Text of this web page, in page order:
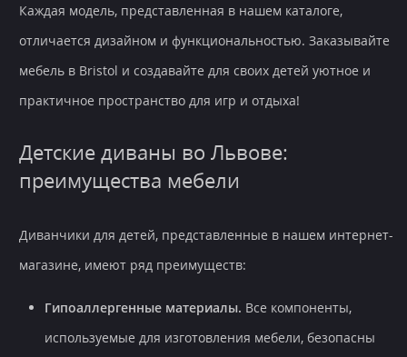
Каждая модель, представленная в нашем каталоге,
отличается дизайном и функциональностью. Заказывайте
мебель в Bristol и создавайте для своих детей уютное и
практичное пространство для игр и отдыха!
Детские диваны во Львове:
преимущества мебели
Диванчики для детей, представленные в нашем интернет-
магазине, имеют ряд преимуществ:
Гипоаллергенные материалы. Все компоненты,
используемые для изготовления мебели, безопасны